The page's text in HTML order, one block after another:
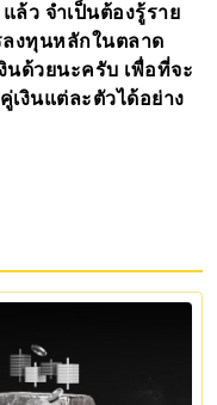
แล้ว จำเป็นต้องรู้ราย
ลงทุนหลักในตลาด
นด้วยนะครับ เพื่อที่จะ
งินแต่ละตัวได้อย่าง